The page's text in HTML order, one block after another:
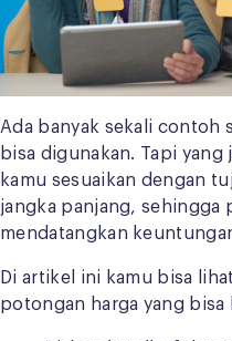
Ada banyak sekali contoh
bisa digunakan. Tapi
kamu sesuaikan dengan
jangka panjang, sehingga
mendatangkan
Di artikel ini kamu bisa
potongan harga yang bisa